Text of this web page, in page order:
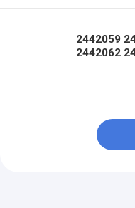
2442056 2442058 2442059
2442060 2442061 2442062